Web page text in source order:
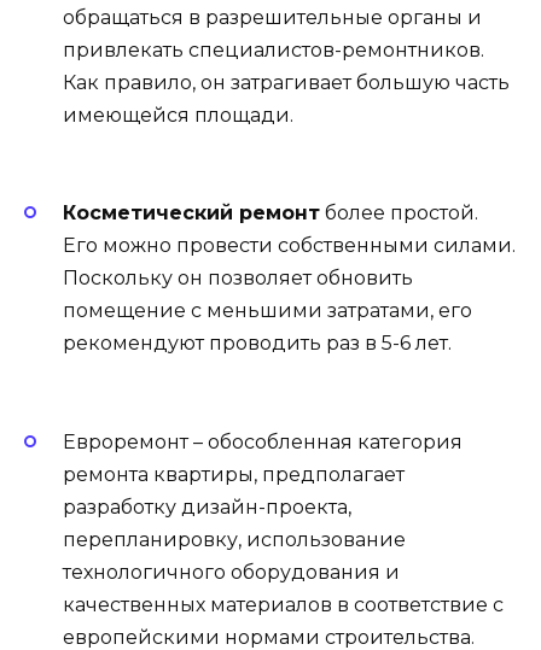
обращаться в разрешительные органы и
привлекать специалистов-ремонтников.
Как правило, он затрагивает большую часть
имеющейся площади.
Косметический ремонт более простой.
Его можно провести собственными силами.
Поскольку он позволяет обновить
помещение с меньшими затратами, его
рекомендуют проводить раз в 5-6 лет.
Евроремонт – обособленная категория
ремонта квартиры, предполагает
разработку дизайн-проекта,
перепланировку, использование
технологичного оборудования и
качественных материалов в соответствие с
европейскими нормами строительства.